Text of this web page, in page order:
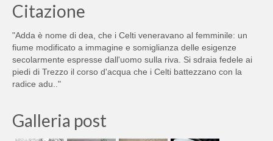
Citazione
"Adda è nome di dea, che i Celti veneravano al femminile: un
fiume modificato a immagine e somiglianza delle esigenze
secolarmente espresse dall'uomo sulla riva. Si sdraia fedele ai
piedi di Trezzo il corso d'acqua che i Celti battezzano con la
radice adu.."
Galleria post